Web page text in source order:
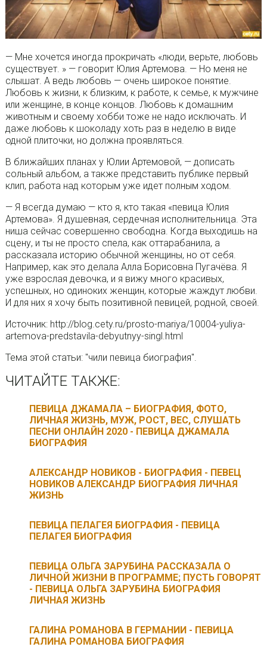
— Мне хочется иногда прокричать «люди, верьте, любовь
существует. » — говорит Юлия Артемова. — Но меня не
слышат. А ведь любовь — очень широкое понятие.
Любовь к жизни, к близким, к работе, к семье, к мужчине
или женщине, в конце концов. Любовь к домашним
животным и своему хобби тоже не надо исключать. И
даже любовь к шоколаду хоть раз в неделю в виде
одной плиточки, но должна проявляться.
В ближайших планах у Юлии Артемовой, — дописать
сольный альбом, а также представить публике первый
клип, работа над которым уже идет полным ходом.
— Я всегда думаю — кто я, кто такая «певица Юлия
Артемова». Я душевная, сердечная исполнительница. Эта
ниша сейчас совершенно свободна. Когда выходишь на
сцену, и ты не просто спела, как оттарабанила, а
рассказала историю обычной женщины, но от себя.
Например, как это делала Алла Борисовна Пугачёва. Я
уже взрослая девочка, и я вижу много красивых,
успешных, но одиноких женщин, которые жаждут любви.
И для них я хочу быть позитивной певицей, родной, своей.
Источник: http://blog.cety.ru/prosto-mariya/10004-yuliya-
artemova-predstavila-debyutnyy-singl.html
Тема этой статьи: "чили певица биография".
ЧИТАЙТЕ ТАКЖЕ:
ПЕВИЦА ДЖАМАЛА – БИОГРАФИЯ, ФОТО,
ЛИЧНАЯ ЖИЗНЬ, МУЖ, РОСТ, ВЕС, СЛУШАТЬ
ПЕСНИ ОНЛАЙН 2020 - ПЕВИЦА ДЖАМАЛА
БИОГРАФИЯ
АЛЕКСАНДР НОВИКОВ - БИОГРАФИЯ - ПЕВЕЦ
НОВИКОВ АЛЕКСАНДР БИОГРАФИЯ ЛИЧНАЯ
ЖИЗНЬ
ПЕВИЦА ПЕЛАГЕЯ БИОГРАФИЯ - ПЕВИЦА
ПЕЛАГЕЯ БИОГРАФИЯ
ПЕВИЦА ОЛЬГА ЗАРУБИНА РАССКАЗАЛА О
ЛИЧНОЙ ЖИЗНИ В ПРОГРАММЕ; ПУСТЬ ГОВОРЯТ
- ПЕВИЦА ОЛЬГА ЗАРУБИНА БИОГРАФИЯ
ЛИЧНАЯ ЖИЗНЬ
ГАЛИНА РОМАНОВА В ГЕРМАНИИ - ПЕВИЦА
ГАЛИНА РОМАНОВА БИОГРАФИЯ